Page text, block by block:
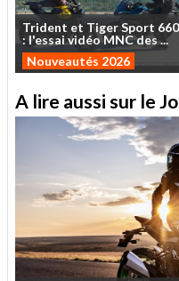
Trident et TigerSport 660
: l'essaividéo MNCdes...
Nouveautés 2026
A lire aussi sur le